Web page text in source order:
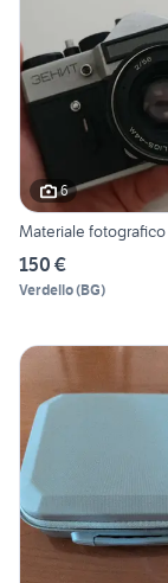
6
Materiale
150 €
Verdello(BG)